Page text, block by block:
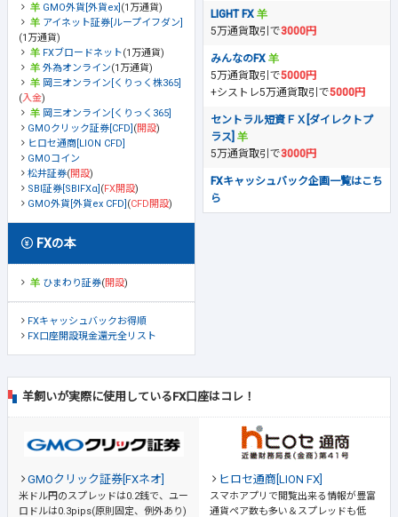
GMO外貨[外貨ex] (1万通貨)
アイネット証券[ループイフダン]
(1万通貨)
FXブロードネット(1万通貨)
外為オンライン(1万通貨)
岡三オンライン[くりっく株365]
(入金)
岡三オンライン[くりっく365]
GMOクリック証券[CFD] (開設)
ヒロセ通商[LION CFD]
GMOコイン
松井証券(開設)
SBI証券[SBIFXα] (FX開設)
GMO外貨[外貨ex CFD] (CFD開設)
FXの本
ひまわり証券(開設)
FXキャッシュバックお得順
FX口座開設現金還元全リスト
LIGHT FX
5万通貨取引で3000円
みんなのFX
5万通貨取引で5000円
+シストレ5万通貨取引で5000円
セントラル短資ＦＸ[ダイレクトプ
ラス]
5万通貨取引で3000円
FXキャッシュバック企画一覧はこち
ら
羊飼いが実際に使用しているFX口座はコレ！
GMOクリック証券[FXネオ]
米ドル円のスプレッドは0.2銭で、ユー
ロドルは0.3pips(原則固定、例外あり)
ヒロセ通商[LION FX]
スマホアプリで閲覧出来る情報が豊富
通貨ペア数も多い＆スプレッドも低